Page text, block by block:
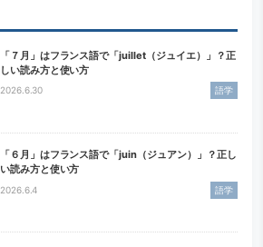
「７月」はフランス語で「juillet（ジュイエ）」？正
しい読み方と使い方
2026.6.30 語学
「６月」はフランス語で「juin（ジュアン）」？正し
い読み方と使い方
2026.6.4 語学